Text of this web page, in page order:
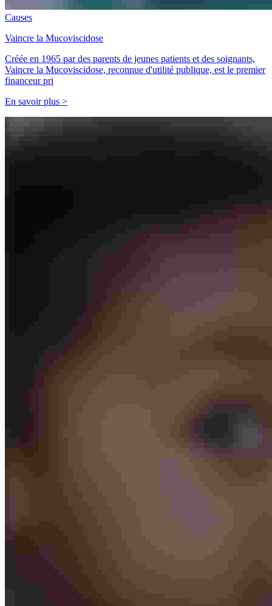
Causes
Vaincre la Mucoviscidose
Créée en 1965 par des parents de jeunes patients et des soignants,
Vaincre la Mucoviscidose, reconnue d'utilité publique, est le premier
financeur pri
En savoir plus >